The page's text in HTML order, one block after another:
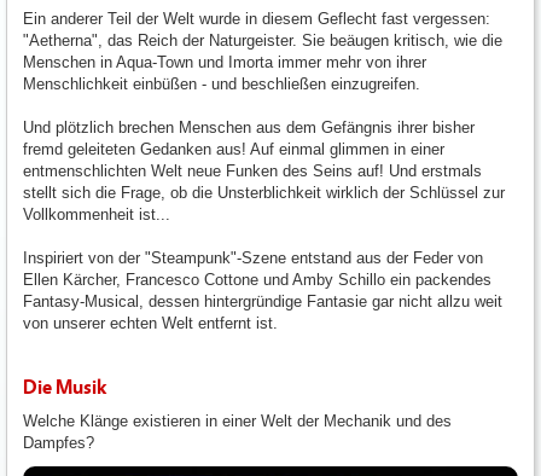
Ein anderer Teil der Welt wurde in diesem Geflecht fast vergessen:
"Aetherna", das Reich der Naturgeister. Sie beäugen kritisch, wie die
Menschen in Aqua-Town und Imorta immer mehr von ihrer
Menschlichkeit einbüßen - und beschließen einzugreifen.
Und plötzlich brechen Menschen aus dem Gefängnis ihrer bisher
fremd geleiteten Gedanken aus! Auf einmal glimmen in einer
entmenschlichten Welt neue Funken des Seins auf! Und erstmals
stellt sich die Frage, ob die Unsterblichkeit wirklich der Schlüssel zur
Vollkommenheit ist...
Inspiriert von der "Steampunk"-Szene entstand aus der Feder von
Ellen Kärcher, Francesco Cottone und Amby Schillo ein packendes
Fantasy-Musical, dessen hintergründige Fantasie gar nicht allzu weit
von unserer echten Welt entfernt ist.
Die Musik
Welche Klänge existieren in einer Welt der Mechanik und des
Dampfes?